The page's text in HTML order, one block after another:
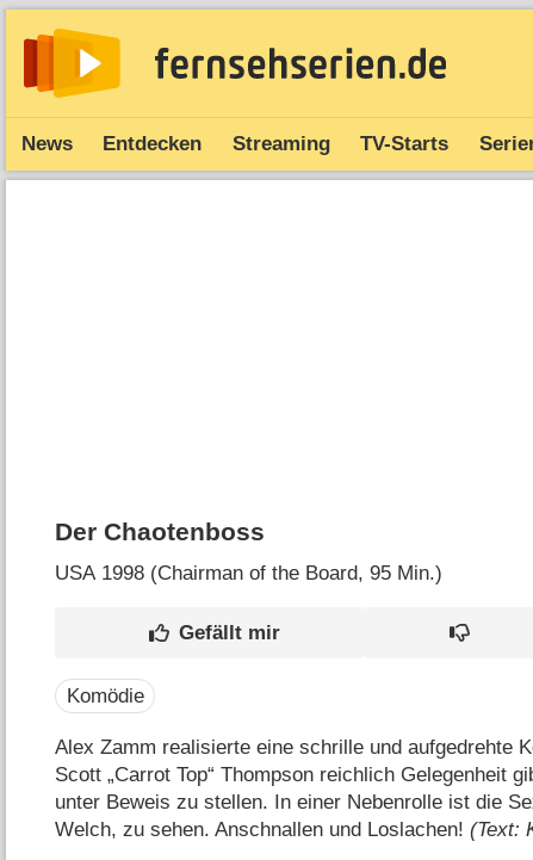
News Entdecken Streaming TV-Starts
Der Chaotenboss
USA1998 (Chairman of the Board‎, 95 Min.)
Komödie
Alex Zamm realisierte eine schrille und aufgedrehte
Scott „Carrot Top“ Thompson reichlich Gelegenheit
unter Beweis zu stellen. In einer Nebenrolle ist die
Welch, zu sehen. Anschnallen und Loslachen!(Text: